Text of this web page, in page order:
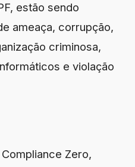
estão sendo
ameaça, corrupção,
criminosa,
e violação
Zero,